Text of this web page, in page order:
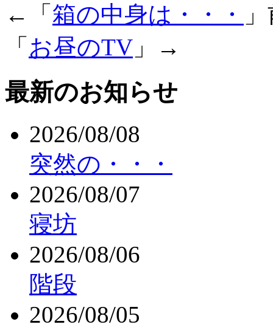
←「 箱の中身は・・・
「 お昼のTV 」→
最新のお知らせ
2026/08/08
突然の・・・
2026/08/07
寝坊
2026/08/06
階段
2026/08/05